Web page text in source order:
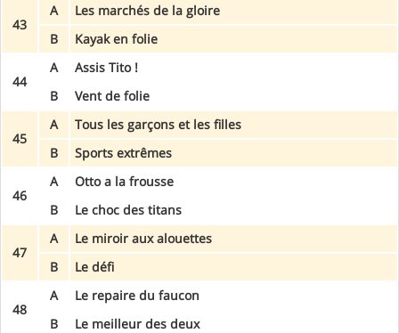
43
A
Les marchés de la gloire
B
Kayak en folie
44
A
Assis Tito !
B
Vent de folie
45
A
Tous les garçons et les filles
B
Sports extrêmes
46
A
Otto a la frousse
B
Le choc des titans
47
A
Le miroir aux alouettes
B
Le défi
48
A
Le repaire du faucon
B
Le meilleur des deux